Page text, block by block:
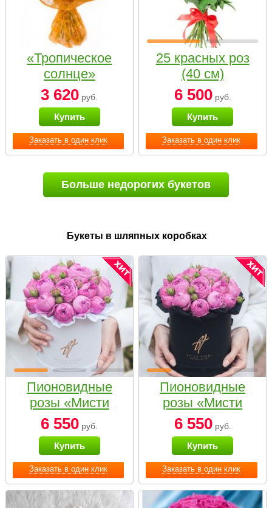
Заказать в один клик
«Тропическое
солнце»
3 620 руб.
Купить
Заказать в один клик
25 красных роз
(40 см)
6 500руб.
Купить
Больше недорогих букетов
Букеты в шляпных коробках
Заказать в один клик
Пионовидные
розы «Мисти
бабблс» в белой
коробке Small
6 550 руб.
Купить
Заказать в один клик
Пионовидные
розы «Мисти
бабблс» в
черной коробке
Small
6 550руб.
Купить